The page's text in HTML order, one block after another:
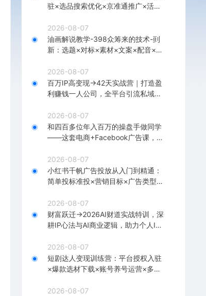
驻×选品搜索优化×京准通推广×活动
2026-08-07
油画解说教学-398众筹来的技术-刯
新：选题×对标×素材×文案×配音×剪
2026-08-07
百万IP高变现→42天实战营｜打造盈
利赚钱一人公司，全平台引流私域转
2026-08-07
和四百多位年入百万的操盘手做同学
——这套电商+Facebook广告课，让
2026-08-07
小红书千帆广告投放从入门到精通：
简单投标准投×营销目标×广告类型×
2026-08-07
财富跃迁→2026AI财道实战特训，深
耕IP心法与AI商业逻辑，助力个人IP
2026-08-07
短剧达人变现训练营：平台授权入驻
×爆款选材下载×账号养号运营×多平
2026-08-07